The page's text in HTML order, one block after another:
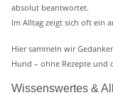
absolut beantwortet.
Im Alltag zeigt sich oft ein
Hier sammeln wir
Hund – ohne Rezepte und
Wissenswertes &